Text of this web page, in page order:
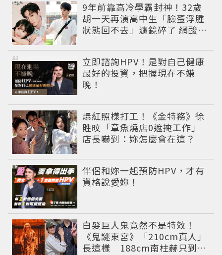
9年前靠高冷學霸封神！32歲
胡一天再演高中生「臉蛋浮腫
狀態回不去」濾鏡碎了 網酸：
立即諮詢HPV！是對自己健康
最好的投資，把握現在不嫌
晚！
PR
爆紅照樣打工！《金特務》徐
貹旼「章魚燒店0遮掩工作」
店長嚇到：妳怎麼會在這？
伴侶和妳一起預防HPV，才有
資格說愛妳！
PR
白髮巨人鬼竟然不是特效！
《鬼謎東宮》「210cm真人」
長這樣 188cm南柱赫只到他